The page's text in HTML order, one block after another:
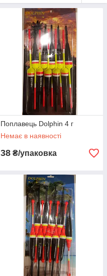
Поплавець Dolphin 4 г
Немає в наявності
38 ₴/упаковка